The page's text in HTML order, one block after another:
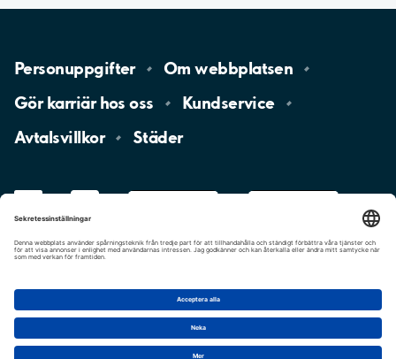
Personuppgifter Omwebbplatsen
Gör karriär hososs
Kundservice
Avtalsvillkor
Städer
Cookie-inställningar